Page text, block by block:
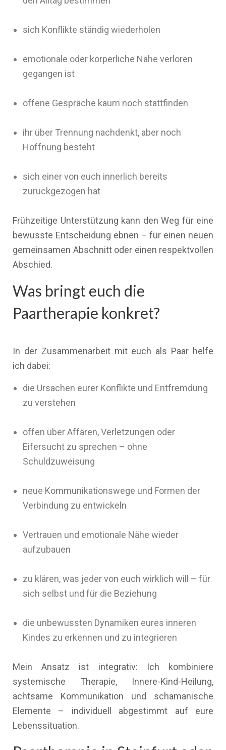
sich Konflikte ständig wiederholen
emotionale oder körperliche Nähe verloren
gegangen ist
offene Gespräche kaum noch stattfinden
ihr über Trennung nachdenkt, aber noch
Hoffnung besteht
sich einer von euch innerlich bereits
zurückgezogen hat
Frühzeitige Unterstützung kann den Weg für eine
bewusste Entscheidung ebnen – für einen neuen
gemeinsamen Abschnitt oder einen respektvollen
Abschied.
Was bringt euch die
Paartherapie konkret?
In der Zusammenarbeit mit euch als Paar helfe
ich dabei:
die Ursachen eurer Konflikte und Entfremdung
zu verstehen
offen über Affären, Verletzungen oder
Eifersucht zu sprechen – ohne
Schuldzuweisung
neue Kommunikationswege und Formen der
Verbindung zu entwickeln
Vertrauen und emotionale Nähe wieder
aufzubauen
zu klären, was jeder von euch wirklich will – für
sich selbst und für die Beziehung
die unbewussten Dynamiken eures inneren
Kindes zu erkennen und zu integrieren
Mein Ansatz ist integrativ: Ich kombiniere
systemische Therapie, Innere-Kind-Heilung,
achtsame Kommunikation und schamanische
Elemente – individuell abgestimmt auf eure
Lebenssituation.